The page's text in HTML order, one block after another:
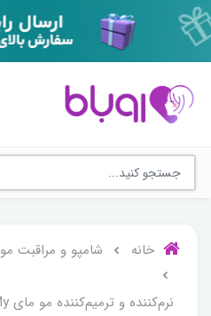
خانه شامپو و مراقبت مو